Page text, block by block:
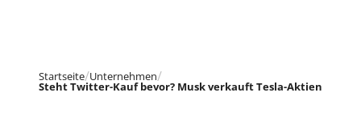
Startseite Unternehmen
Steht Twitter-Kauf bevor? Musk verkauft Tesla-Aktien